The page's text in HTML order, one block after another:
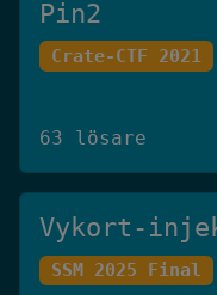
Pin2
Crate-CTF 2021
63 lösare
Vykort-
SSM 2025 Final